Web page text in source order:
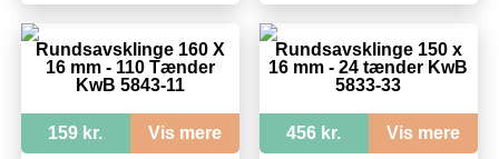
Rundsavsklinge 160 X
16 mm - 110 Tænder
KwB 5843-11
159 kr. Vis mere
Rundsavsklinge 150 x
16 mm - 24 tænder KwB
5833-33
456 kr. Vis mere